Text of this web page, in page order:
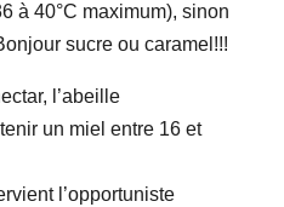
à 40°C maximum), sinon
sucre ou caramel!!!
l’abeille
un miel entre 16 et
l’opportuniste